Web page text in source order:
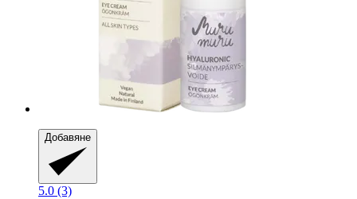
Добавяне
5.0 (3)